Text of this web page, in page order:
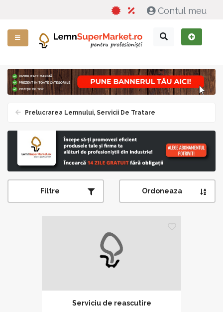
Contul meu
Prelucrarea Lemnului, Servicii De Tratare
Filtre Ordoneaza
Serviciu de reascutire